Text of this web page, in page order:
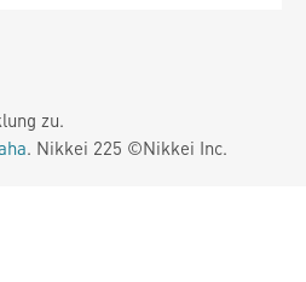
zu.
. Nikkei 225 ©Nikkei Inc.